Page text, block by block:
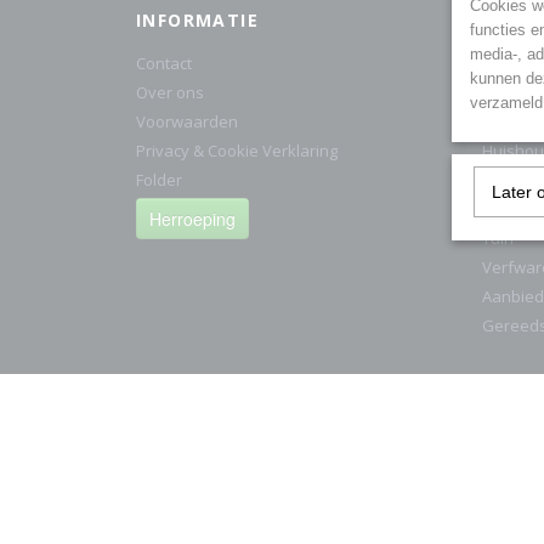
INFORMATIE
Contact
Over ons
Voorwaarden
Privacy & Cookie Verklaring
Folder
Herroeping
Cat1/
Tuin
Cookies
functies
media-,
kunnen
Later